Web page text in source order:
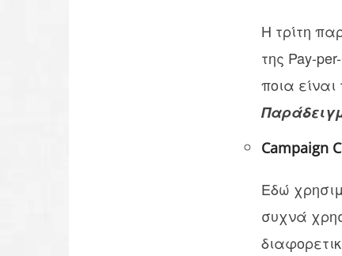
Η τρίτη
της Pay-
ποια
Campaign
Εδώ
συχνά